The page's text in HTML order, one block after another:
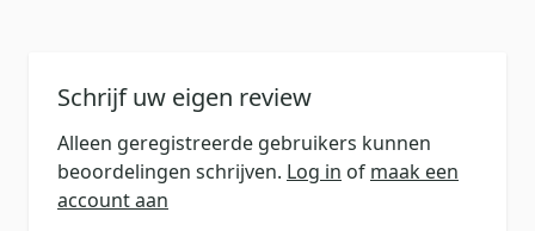
Schrijf uw eigen review
Alleen geregistreerde gebruikers kunnen
beoordelingen schrijven. Log in of maak een
account aan